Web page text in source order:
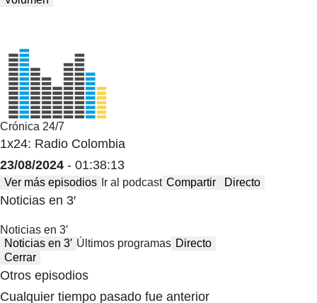
Crónica 24/7
1x24: Radio Colombia
23/08/2024 - 01:38:13
Ver más episodios Ir al podcast Compartir Directo
Noticias en 3′
Noticias en 3′
Noticias en 3′ Últimos programas Directo
Cerrar
Otros episodios
Cualquier tiempo pasado fue anterior